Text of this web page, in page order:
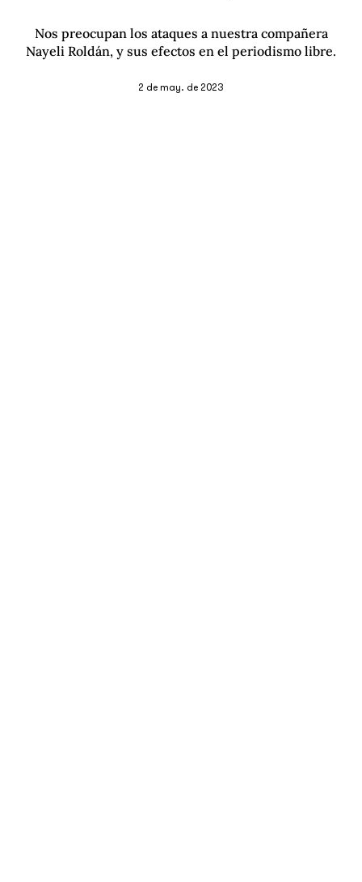
Nos preocupan los ataques a nuestra compañera
Nayeli Roldán, y sus efectos en el periodismo libre.
2 de may. de 2023